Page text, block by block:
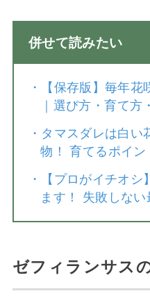
併せて読みたい
・
【保存版】毎年
｜選び方・育て方
・ タマスダレは白い
物！ 育てるポイン
・
【プロがイチオシ
ます！ 失敗しな
ゼフィランサス